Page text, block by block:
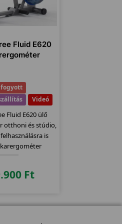
Fluid E620
Videó
Fluid E620 ülő
otthoni és stúdio,
is
Ft